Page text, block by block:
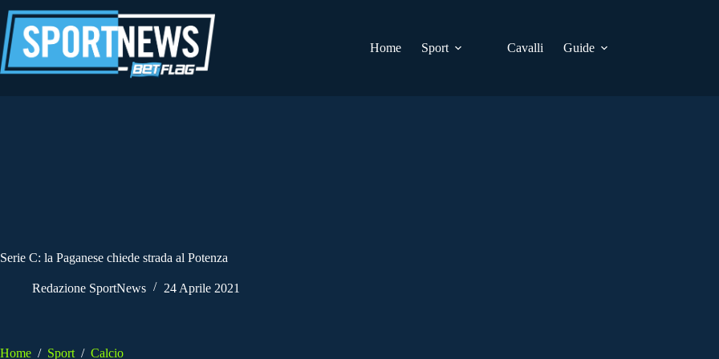
al
contenuto
Home
Sport Cavalli Guide
Serie C: la Paganese chiede strada al Potenza
Redazione SportNews 24 Aprile 2021
Home / Sport / Calcio